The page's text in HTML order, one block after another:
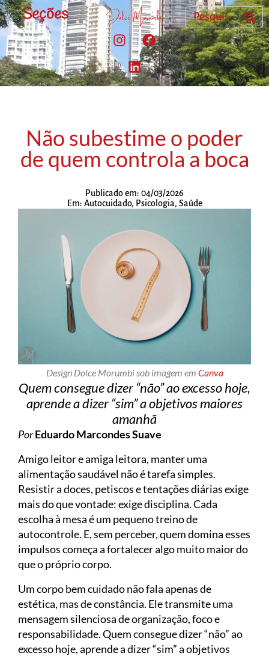
Seções
Não subestime o poder
de quem controla a boca
Publicado em: 04/03/2026
Em: Autocuidado, Psicologia, Saúde
Design Dolce Morumbi sob imagem em Canva
Quem consegue dizer “não” ao excesso hoje,
aprende a dizer “sim” a objetivos maiores
amanhã
PorEduardo Marcondes Suave
Amigo leitor e amiga leitora, manter uma
alimentação saudável não é tarefa simples.
Resistir a doces, petiscos e tentações diárias exige
mais do que vontade: exige disciplina. Cada
escolha à mesa é um pequeno treino de
autocontrole. E, sem perceber, quem domina esses
impulsos começa a fortalecer algo muito maior do
que o próprio corpo.
Um corpo bem cuidado não fala apenas de
estética, mas de constância. Ele transmite uma
mensagem silenciosa de organização, foco e
responsabilidade. Quem consegue dizer “não” ao
excesso hoje, aprende a dizer “sim” a objetivos